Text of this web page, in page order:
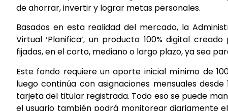
de ahorrar, invertir y lograr metas personales.
Basados en esta realidad del mercado, la
Virtual ‘Planifica’, un producto 100% digital
fijadas, en el corto, mediano o largo plazo, ya sea
Este fondo requiere un aporte inicial mínimo de
luego continúa con asignaciones mensuales
tarjeta del titular registrada. Todo eso se puede
el usuario también podrá monitorear diariamente